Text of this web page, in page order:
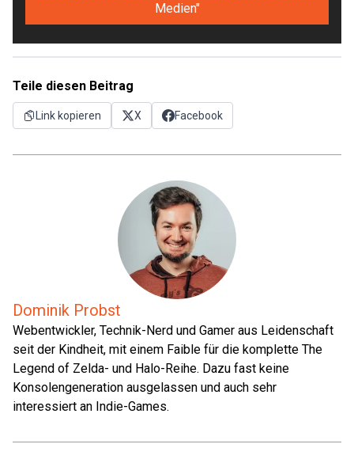
Medien"
Teile diesen Beitrag
Link kopieren X Facebook
Dominik Probst
Webentwickler, Technik-Nerd und Gamer aus Leidenschaft
seit der Kindheit, mit einem Faible für die komplette The
Legend of Zelda- und Halo-Reihe. Dazu fast keine
Konsolengeneration ausgelassen und auch sehr
interessiert an Indie-Games.